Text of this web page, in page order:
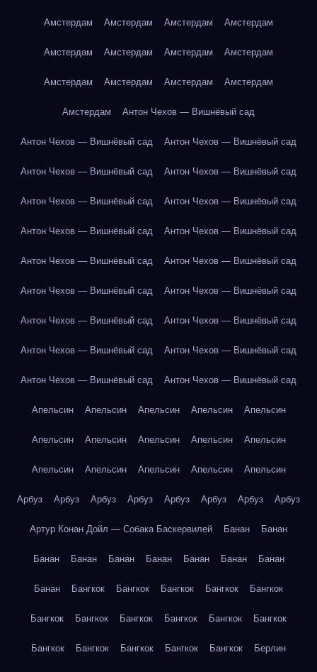
Амстердам Амстердам Амстердам Амстердам
Амстердам Амстердам Амстердам Амстердам
Амстердам Амстердам Амстердам Амстердам
Амстердам Антон Чехов — Вишнёвый сад
Антон Чехов — Вишнёвый сад Антон Чехов — Вишнёвый сад
Антон Чехов — Вишнёвый сад Антон Чехов — Вишнёвый сад
Антон Чехов — Вишнёвый сад Антон Чехов — Вишнёвый сад
Антон Чехов — Вишнёвый сад Антон Чехов — Вишнёвый сад
Антон Чехов — Вишнёвый сад Антон Чехов — Вишнёвый сад
Антон Чехов — Вишнёвый сад Антон Чехов — Вишнёвый сад
Антон Чехов — Вишнёвый сад Антон Чехов — Вишнёвый сад
Антон Чехов — Вишнёвый сад Антон Чехов — Вишнёвый сад
Антон Чехов — Вишнёвый сад Антон Чехов — Вишнёвый сад
Апельсин Апельсин Апельсин Апельсин Апельсин
Апельсин Апельсин Апельсин Апельсин Апельсин
Апельсин Апельсин Апельсин Апельсин Апельсин
Арбуз Арбуз Арбуз Арбуз Арбуз Арбуз Арбуз Арбуз
Артур Конан Дойл — Собака Баскервилей Банан Банан
Банан Банан Банан Банан Банан Банан Банан
Банан Бангкок Бангкок Бангкок Бангкок Бангкок
Бангкок Бангкок Бангкок Бангкок Бангкок Бангкок
Бангкок Бангкок Бангкок Бангкок Бангкок Берлин